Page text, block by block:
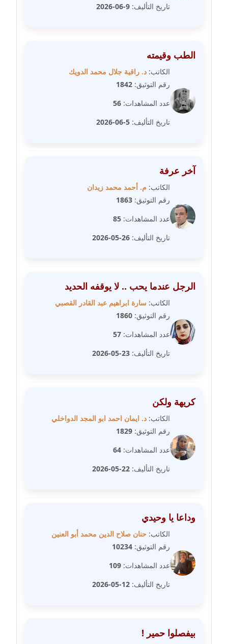
مدونة غازي جابر
عاملة
عاملة
مدونة فاطمة حجازي
مدونة فيرا زولوتاريفا
عاملة
مدونة فيروز القطلبي
مدونة كريمان سالم
مدونة كنوز صلاح
موقوف
مدونة كيندا فائز
مدونة ليلى سرحان
عاملة
مدونة مارية محمد
عاملة
مدونة مبارك عابد
عاملة
مدونة محمد ابو النور
مدونة محمد التجاني
عاملة
تاريخ التأليف: 9-06-2026
الطب وقيمته
الكاتب: د. راقية جلال محمد الدويك
رقم التوثيق: 1842
عدد المشاهدات: 56
تاريخ التأليف: 5-06-2026
آخر عرفة
الكاتب: م. أحمد محمد زيدان
رقم التوثيق: 1863
عدد المشاهدات: 85
تاريخ التأليف: 26-05-2026
الرجل عندما يحب .. لا يوقفه الحديد
الكاتب: سارة ابراهيم عبد القادر القصبي
رقم التوثيق: 1860
عدد المشاهدات: 57
تاريخ التأليف: 23-05-2026
كريهة ولكن
الكاتب: د. ايمان احمد ابو المجد الدواخلي
رقم التوثيق: 1829
عدد المشاهدات: 64
تاريخ التأليف: 22-05-2026
وداعا يا وحيدي
الكاتب: حنان صلاح الدين محمد أبو العنين
رقم التوثيق: 10234
عدد المشاهدات: 109
تاريخ التأليف: 12-05-2026
بيفصلوا حمير !